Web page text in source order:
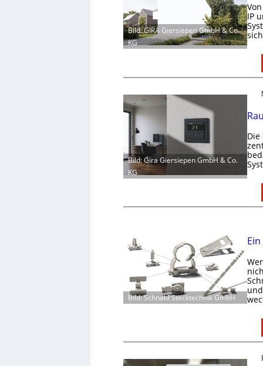
Bild: GIRA Giersiepen GmbH & Co.
KG
IP
Bild: Gira Giersiepen GmbH & Co.
KG
Die
Bild: Schnabl Stecktechnik GmbH